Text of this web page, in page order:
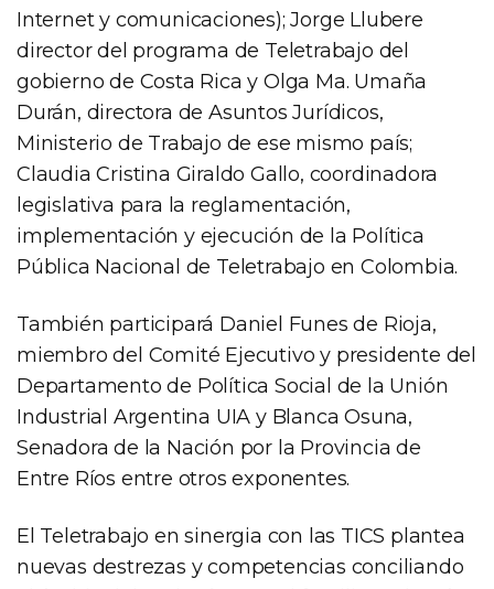
Internet y comunicaciones); Jorge Llubere
director del programa de Teletrabajo del
gobierno de Costa Rica y Olga Ma. Umaña
Durán, directora de Asuntos Jurídicos,
Ministerio de Trabajo de ese mismo país;
Claudia Cristina Giraldo Gallo, coordinadora
legislativa para la reglamentación,
implementación y ejecución de la Política
Pública Nacional de Teletrabajo en Colombia.
También participará Daniel Funes de Rioja,
miembro del Comité Ejecutivo y presidente del
Departamento de Política Social de la Unión
Industrial Argentina UIA y Blanca Osuna,
Senadora de la Nación por la Provincia de
Entre Ríos entre otros exponentes.
El Teletrabajo en sinergia con las TICS plantea
nuevas destrezas y competencias conciliando